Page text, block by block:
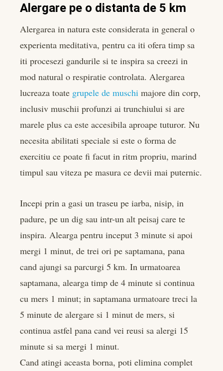
Alergare pe o distanta de 5 km
Alergarea in natura este considerata in general o
experienta meditativa, pentru ca iti ofera timp sa
iti procesezi gandurile si te inspira sa creezi in
mod natural o respiratie controlata. Alergarea
lucreaza toate grupele de muschi majore din corp,
inclusiv muschii profunzi ai trunchiului si are
marele plus ca este accesibila aproape tuturor. Nu
necesita abilitati speciale si este o forma de
exercitiu ce poate fi facut in ritm propriu, marind
timpul sau viteza pe masura ce devii mai puternic.
Incepi prin a gasi un traseu pe iarba, nisip, in
padure, pe un dig sau intr-un alt peisaj care te
inspira. Alearga pentru inceput 3 minute si apoi
mergi 1 minut, de trei ori pe saptamana, pana
cand ajungi sa parcurgi 5 km. In urmatoarea
saptamana, alearga timp de 4 minute si continua
cu mers 1 minut; in saptamana urmatoare treci la
5 minute de alergare si 1 minut de mers, si
continua astfel pana cand vei reusi sa alergi 15
minute si sa mergi 1 minut.
Cand atingi aceasta borna, poti elimina complet